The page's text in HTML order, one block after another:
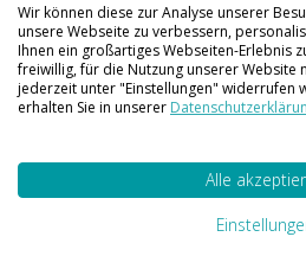
Über 40.000 Artikel auf
Lager
Wir können diese zur Analyse unserer
unsere Webseite zu verbessern,
Ihnen ein großartiges Webseiten-Erlebnis
freiwillig, für die Nutzung unserer Website
jederzeit unter "Einstellungen" widerrufen
erhalten Sie in unserer
Alle